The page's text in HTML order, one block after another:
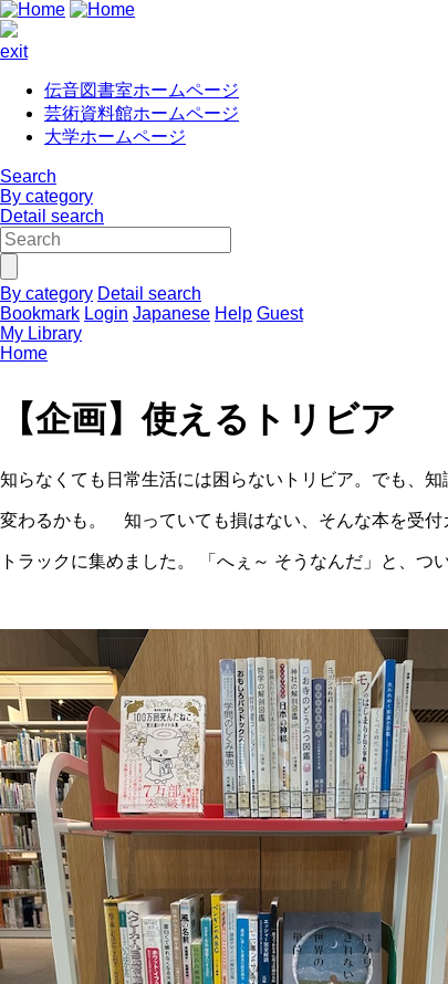
exit
伝音図書室ホームページ
芸術資料館ホームページ
大学ホームページ
Search
By category
Detail search
By category Detail search
Bookmark Login Japanese Help Guest
My Library
Home
【企画】使えるトリビア
知らなくても日常生活には困らないトリビア。でも、
変わるかも。 知っていても損はない、そんな本を受付
トラックに集めました。 「へぇ～ そうなんだ」と、つ